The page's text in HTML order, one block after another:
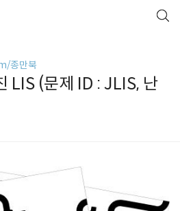
종만북
LIS (문제 ID : JLIS, 난